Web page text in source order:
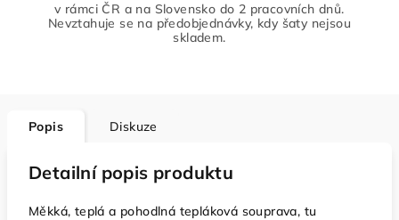
v rámci ČR a na Slovensko do 2 pracovních dnů.
Nevztahuje se na předobjednávky, kdy šaty nejsou
skladem.
Popis Diskuze
Detailní popis produktu
Měkká, teplá a pohodlná tepláková souprava, tu